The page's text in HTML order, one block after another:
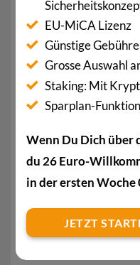
Der Begriff „Faucet“
Die Titulierung ergibt
tröpfchenweise, also
Kleinstmengen
dabei durch
Vor allem in der
haben viele Krypto-
EU-MiCA Lizenz
Günstige
Grosse Auswahl
Staking: Mit
Sparplan-Funktion
Wenn Du Dich über
du 26 Euro-
in der ersten Woche
JETZT